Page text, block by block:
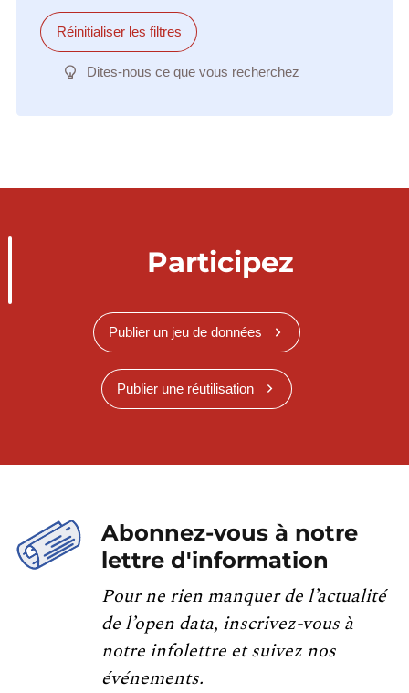
Réinitialiser les filtres
Dites-nous ce que vous recherchez
Participez
Publier un jeu de données
Publier une réutilisation
Abonnez-vous à notre
lettre d'information
Pour ne rien manquer de l’actualité
de l’open data, inscrivez-vous à
notre infolettre et suivez nos
événements.